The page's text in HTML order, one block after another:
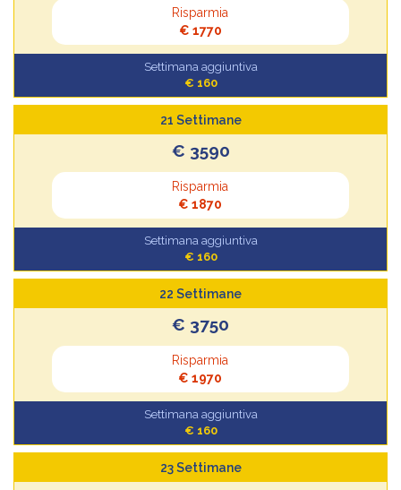
Risparmia
€ 1770
Settimana aggiuntiva
€ 160
21 Settimane
€ 3590
Risparmia
€ 1870
Settimana aggiuntiva
€ 160
22 Settimane
€ 3750
Risparmia
€ 1970
Settimana aggiuntiva
€ 160
23 Settimane